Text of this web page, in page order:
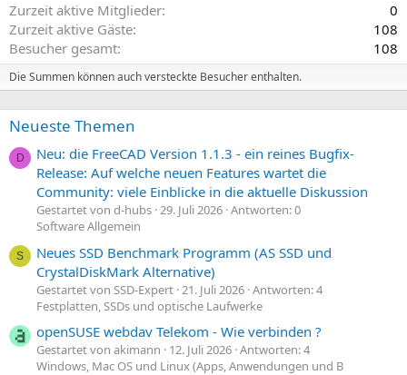
Zurzeit aktive Mitglieder
0
Zurzeit aktive Gäste
108
Besucher gesamt
108
Die Summen können auch versteckte Besucher enthalten.
Neueste Themen
D
Neu: die FreeCAD Version 1.1.3 - ein reines Bugfix-
Release: Auf welche neuen Features wartet die
Community: viele Einblicke in die aktuelle Diskussion
Gestartet von d-hubs 29. Juli 2026 Antworten: 0
Software Allgemein
S
Neues SSD Benchmark Programm (AS SSD und
CrystalDiskMark Alternative)
Gestartet von SSD-Expert 21. Juli 2026 Antworten: 4
Festplatten, SSDs und optische Laufwerke
openSUSE webdav Telekom - Wie verbinden ?
Gestartet von akimann 12. Juli 2026 Antworten: 4
Windows, Mac OS und Linux (Apps, Anwendungen und B